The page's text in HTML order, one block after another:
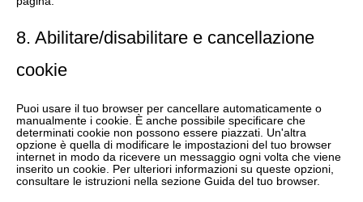
8. Abilitare/disabilitare e cancellazione
cookie
Puoi usare il tuo browser per cancellare automaticamente o
manualmente i cookie. È anche possibile specificare che
determinati cookie non possono essere piazzati. Un'altra
opzione è quella di modificare le impostazioni del tuo browser
internet in modo da ricevere un messaggio ogni volta che viene
inserito un cookie. Per ulteriori informazioni su queste opzioni,
consultare le istruzioni nella sezione Guida del tuo browser.